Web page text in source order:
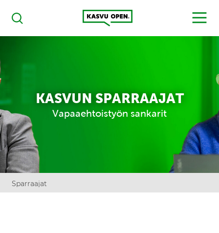
Haku
Kasvu Open
MENU
KASVUN SPARRAAJAT
Vapaaehtoistyön sankarit
Sparraajat